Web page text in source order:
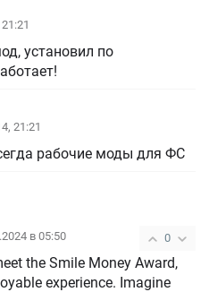
установил по
21:21
рабочие моды для ФС
0
в 05:50
the Smile Money Award,
experience. Imagine